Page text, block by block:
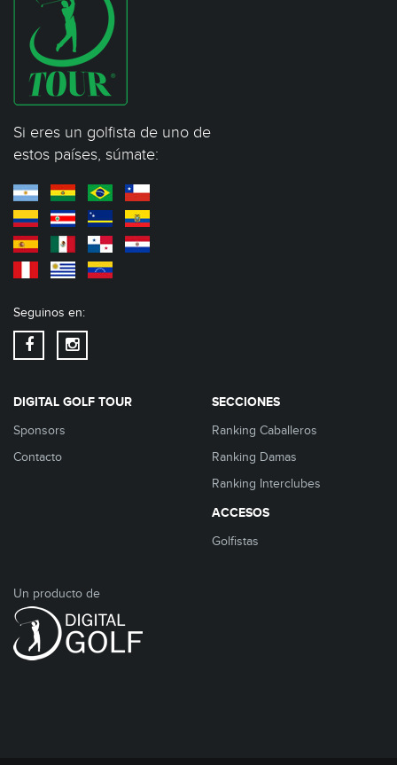
Si eres un golfista de uno de
estos países, súmate:
Seguinos en:
DIGITAL GOLF TOUR
Sponsors
Contacto
SECCIONES
Ranking Caballeros
Ranking Damas
Ranking Interclubes
ACCESOS
Golfistas
Un producto de